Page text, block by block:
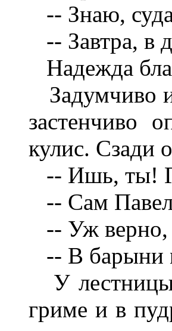
-- Знаю,
-- Завтра, в
Надежда
Задумчиво
застенчиво
кулис. Сзади
-- Ишь, ты!
-- Сам
-- Уж верно,
-- В барыни
У лестницы
гриме и в